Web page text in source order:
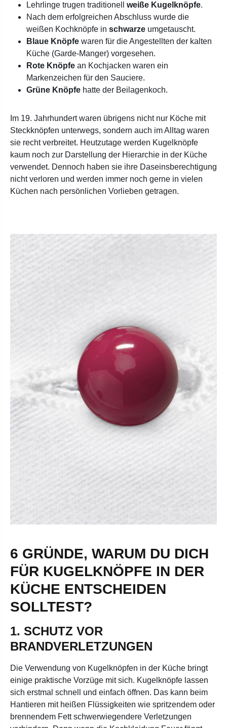
Lehrlinge trugen traditionell weiße Kugelknöpfe.
Nach dem erfolgreichen Abschluss wurde die
weißen Kochknöpfe in schwarze umgetauscht.
Blaue Knöpfe waren für die Angestellten der kalten
Küche (Garde-Manger) vorgesehen.
Rote Knöpfe an Kochjacken waren ein
Markenzeichen für den Sauciere.
Grüne Knöpfe hatte der Beilagenkoch.
Im 19. Jahrhundert waren übrigens nicht nur Köche mit
Steckknöpfen unterwegs, sondern auch im Alltag waren
sie recht verbreitet. Heutzutage werden Kugelknöpfe
kaum noch zur Darstellung der Hierarchie in der Küche
verwendet. Dennoch haben sie ihre Daseinsberechtigung
nicht verloren und werden immer noch gerne in vielen
Küchen nach persönlichen Vorlieben getragen.
6 GRÜNDE, WARUM DU DICH
FÜR KUGELKNÖPFE IN DER
KÜCHE ENTSCHEIDEN
SOLLTEST?
1. SCHUTZ VOR
BRANDVERLETZUNGEN
Die Verwendung von Kugelknöpfen in der Küche bringt
einige praktische Vorzüge mit sich. Kugelknöpfe lassen
sich erstmal schnell und einfach öffnen. Das kann beim
Hantieren mit heißen Flüssigkeiten wie spritzendem oder
brennendem Fett schwerwiegendere Verletzungen